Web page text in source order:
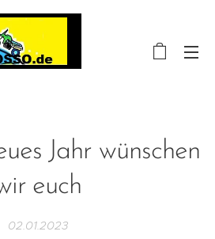
Jahr wünschen
euch
02.01.2023